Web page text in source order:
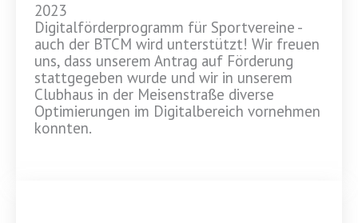
2023
Digitalförderprogramm für Sportvereine -
auch der BTCM wird unterstützt! Wir freuen
uns, dass unserem Antrag auf Förderung
stattgegeben wurde und wir in unserem
Clubhaus in der Meisenstraße diverse
Optimierungen im Digitalbereich vornehmen
konnten.